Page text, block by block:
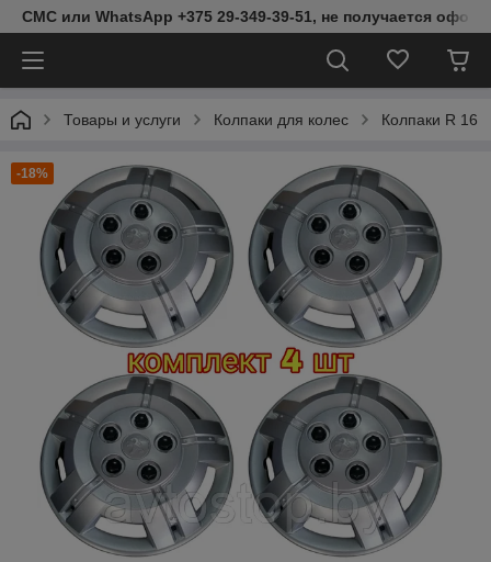
СМС или WhatsApp +375 29-349-39-51, не получается
Товары и услуги Колпаки для колес Колпаки R 16
-18%